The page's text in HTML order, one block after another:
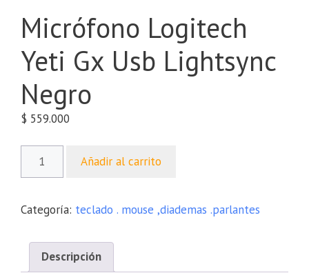
Micrófono Logitech
Yeti Gx Usb Lightsync
Negro
$ 559.000
Añadir al carrito
Categoría: teclado . mouse ,diademas .parlantes
Descripción